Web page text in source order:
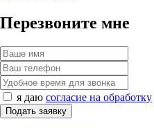
Перезвоните мне
я даю согласие на обработку